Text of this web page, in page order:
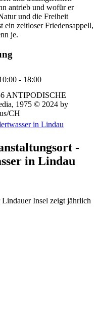
antrieb und wofür er
und die Freiheit
zeitloser Friedensappell,
je.
- 18:00
ANTIPODISCHE
1975 © 2024 by
CH
in Lindau
-
in Lindau
Insel zeigt jährlich